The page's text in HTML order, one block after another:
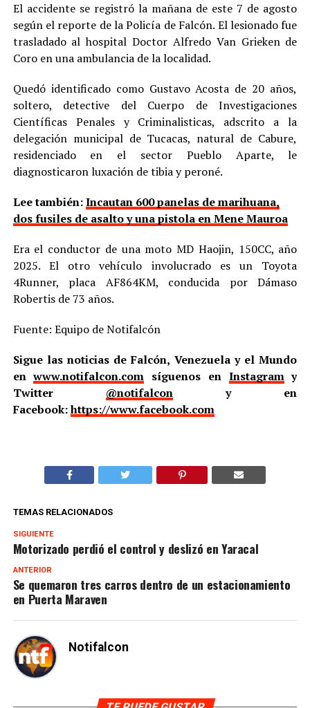
El accidente se registró la mañana de este 7 de agosto
según el reporte de la Policía de Falcón. El lesionado fue
trasladado al hospital Doctor Alfredo Van Grieken de
Coro en una ambulancia de la localidad.
Quedó identificado como Gustavo Acosta de 20 años,
soltero, detective del Cuerpo de Investigaciones
Científicas Penales y Criminalisticas, adscrito a la
delegación municipal de Tucacas, natural de Cabure,
residenciado en el sector Pueblo Aparte, le
diagnosticaron luxación de tibia y peroné.
Lee también:Incautan 600 panelas de marihuana,
dos fusiles de asalto y una pistola en Mene Mauroa
Era el conductor de una moto MD Haojin, 150CC, año
2025. El otro vehículo involucrado es un Toyota
4Runner, placa AF864KM, conducida por Dámaso
Robertis de 73 años.
Fuente: Equipo de Notifalcón
Sigue las noticias de Falcón, Venezuela y el Mundo
enwww.notifalcon.com síguenos en Instagramy
Twitter @notifalcony en
Facebook:https://www.facebook.com
TEMAS RELACIONADOS
SIGUIENTE
Motorizado perdió el control y deslizó en Yaracal
ANTERIOR
Se quemaron tres carros dentro de un estacionamiento
en Puerta Maraven
Notifalcon